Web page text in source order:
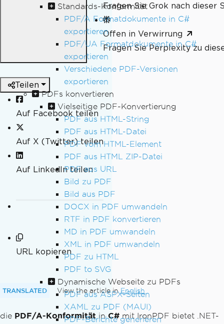
Standards-Konformität
PDF/A Formatdokumente in C#
exportieren
PDF/UA Formatdokumente in C#
exportieren
Verschiedene PDF-Versionen
exportieren
PDFs konvertieren
Vielseitige PDF-Konvertierung
PDF aus HTML-String
PDF aus HTML-Datei
PDF vom HTML-Element
PDF aus HTML ZIP-Datei
PDF aus URL
Bild zu PDF
Bild aus PDF
DOCX in PDF umwandeln
RTF in PDF konvertieren
MD in PDF umwandeln
XML in PDF umwandeln
PDF zu HTML
PDF to SVG
Dynamische Webseite zu PDFs
PDF aus ASPX-Seiten
XAML zu PDF (MAUI)
PDF-Berichte generieren
Fragen Sie Grok nach dieser
Offen in Verwirrung
Fragen Sie Perplexity zu
Teilen
Auf Facebook teilen
Auf X (Twitter) teilen
Auf LinkedIn teilen
URL kopieren
TRANSLATED View the article in English
die PDF/A-Konformität inC# mit IronPDF bietet .NET-